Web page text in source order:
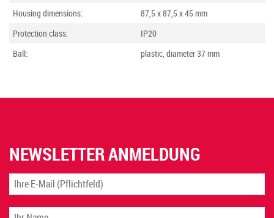
Housing dimensions:
87,5 x 87,5 x 45 mm
Protection class:
IP20
Ball:
plastic, diameter 37 mm
NEWSLETTER ANMELDUNG